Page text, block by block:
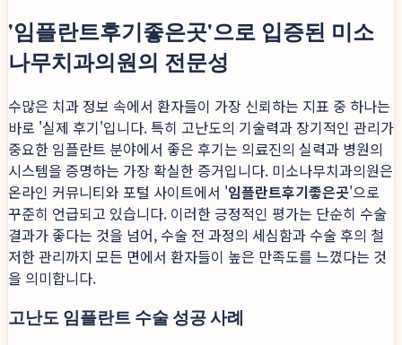
'임플란트후기좋은곳'으로 입증된 미소
나무치과의원의 전문성
수많은 치과 정보 속에서 환자들이 가장 신뢰하는 지표 중 하나는
바로 '실제 후기'입니다. 특히 고난도의 기술력과 장기적인 관리가
중요한 임플란트 분야에서 좋은 후기는 의료진의 실력과 병원의
시스템을 증명하는 가장 확실한 증거입니다. 미소나무치과의원은
온라인 커뮤니티와 포털 사이트에서 '임플란트후기좋은곳'으로
꾸준히 언급되고 있습니다. 이러한 긍정적인 평가는 단순히 수술
결과가 좋다는 것을 넘어, 수술 전 과정의 세심함과 수술 후의 철
저한 관리까지 모든 면에서 환자들이 높은 만족도를 느꼈다는 것
을 의미합니다.
고난도 임플란트 수술 성공 사례